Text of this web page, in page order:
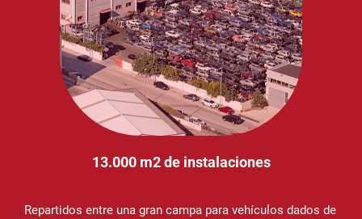
13.000 m2 de instalaciones
Repartidos entre una gran campa para vehículos dados de